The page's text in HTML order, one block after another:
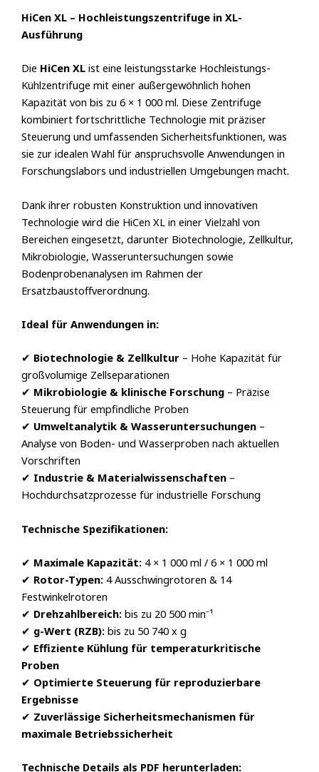
HiCen XL – Hochleistungszentrifuge in XL-
Ausführung
Die HiCen XL ist eine leistungsstarke Hochleistungs-
Kühlzentrifuge mit einer außergewöhnlich hohen
Kapazität von bis zu 6 × 1 000 ml. Diese Zentrifuge
kombiniert fortschrittliche Technologie mit präziser
Steuerung und umfassenden Sicherheitsfunktionen, was
sie zur idealen Wahl für anspruchsvolle Anwendungen in
Forschungslabors und industriellen Umgebungen macht.
Dank ihrer robusten Konstruktion und innovativen
Technologie wird die HiCen XL in einer Vielzahl von
Bereichen eingesetzt, darunter Biotechnologie, Zellkultur,
Mikrobiologie, Wasseruntersuchungen sowie
Bodenprobenanalysen im Rahmen der
Ersatzbaustoffverordnung.
Ideal für Anwendungen in:
✔ Biotechnologie & Zellkultur – Hohe Kapazität für
großvolumige Zellseparationen
✔ Mikrobiologie & klinische Forschung – Präzise
Steuerung für empfindliche Proben
✔ Umweltanalytik & Wasseruntersuchungen –
Analyse von Boden- und Wasserproben nach aktuellen
Vorschriften
✔ Industrie & Materialwissenschaften –
Hochdurchsatzprozesse für industrielle Forschung
Technische Spezifikationen:
✔ Maximale Kapazität: 4 × 1 000 ml / 6 × 1 000 ml
✔ Rotor-Typen: 4 Ausschwingrotoren & 14
Festwinkelrotoren
✔ Drehzahlbereich: bis zu 20 500 min⁻¹
✔ g-Wert (RZB): bis zu 50 740 x g
✔ Effiziente Kühlung für temperaturkritische
Proben
✔ Optimierte Steuerung für reproduzierbare
Ergebnisse
✔ Zuverlässige Sicherheitsmechanismen für
maximale Betriebssicherheit
Technische Details als PDF herunterladen: